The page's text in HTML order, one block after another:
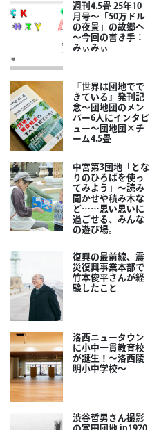
週刊4.5畳 25年10
月号～「50万ドル
の夜景」の故郷へ
～今回の書き手：
みぃみぃ
『世界は団地でで
きている』発刊記
念～団地団のメン
バー6人にインタビ
ュー～団地団×チ
ーム4.5畳
中宮第3団地「とな
りのひろばを使っ
てみよう」～読み
聞かせや積み木な
ど……思い思いに
過ごせる、みんな
の遊び場。
復興の最前線、震
災復興事業本部で
竹本俊平さんが経
験したこと
洛西ニュータウン
に小中一貫教育校
が誕生！～洛西陵
明小中学校～
渋谷哲男さん撮影
の富田団地 in1970